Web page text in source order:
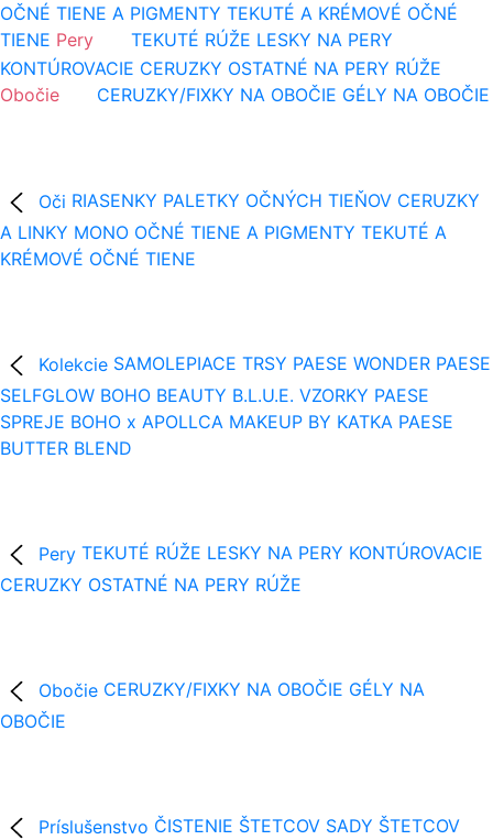
OČNÉ TIENE A PIGMENTY TEKUTÉ A KRÉMOVÉ OČNÉ
TIENE Pery TEKUTÉ RÚŽE LESKY NA PERY
KONTÚROVACIE CERUZKY OSTATNÉ NA PERY RÚŽE
Obočie
CERUZKY/FIXKY NA OBOČIE GÉLY NA OBOČIE
Oči RIASENKY PALETKY OČNÝCH TIEŇOV CERUZKY
A LINKY MONO OČNÉ TIENE A PIGMENTY TEKUTÉ A
KRÉMOVÉ OČNÉ TIENE
Kolekcie SAMOLEPIACE TRSY PAESE WONDER PAESE
SELFGLOW BOHO BEAUTY B.L.U.E. VZORKY PAESE
SPREJE BOHO x APOLLCA MAKEUP BY KATKA PAESE
BUTTER BLEND
Pery TEKUTÉ RÚŽE LESKY NA PERY KONTÚROVACIE
CERUZKY OSTATNÉ NA PERY RÚŽE
Obočie CERUZKY/FIXKY NA OBOČIE GÉLY NA
OBOČIE
Príslušenstvo ČISTENIE ŠTETCOV SADY ŠTETCOV